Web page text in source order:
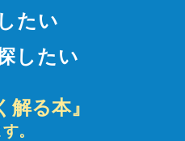
たい
したい
解る本』
。